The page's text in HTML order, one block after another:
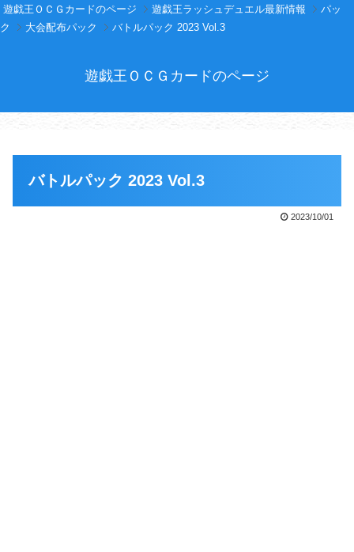
遊戯王ＯＣＧカードのページ 遊戯王ラッシュデュエル最新情報
パッ
ク
大会配布パック バトルパック 2023 Vol.3
遊戯王ＯＣＧカードのページ
バトルパック 2023 Vol.3
2023/10/01